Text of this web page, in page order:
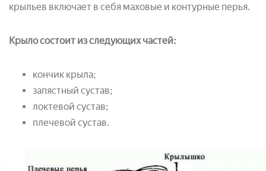
крыльев включает в себя маховые и контурные перья.
Крыло состоит из следующих частей:
кончик крыла;
запястный сустав;
локтевой сустав;
плечевой сустав.